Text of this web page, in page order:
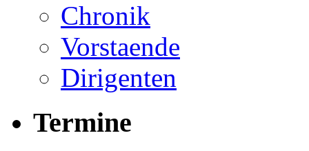
Chronik
Vorstaende
Dirigenten
Termine